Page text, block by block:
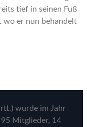
tief in seinen Fuß
wo er nun behandelt
wurde im Jahr
Mitglieder, 14